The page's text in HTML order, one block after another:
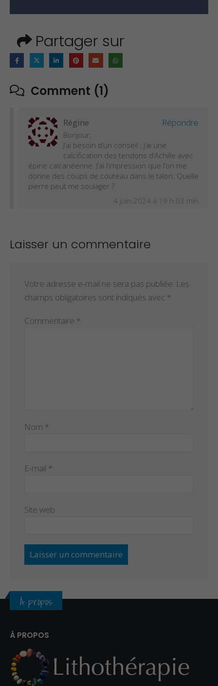
Partager sur
Comment (1)
Régine Répondre
Bonjour,
J’ai besoin d’un conseil : j’ai une
calcification des tendons d’Achille avec
épine calcanéenne. J’ai l’impression que l’on me
donne des coups de couteau dans le talon. Quelle
pierre peut me soulager ?
4 juin 2024 à 19 h 03 min
Laisser un commentaire
Votre adresse e-mail ne sera pas publiée. Les
champs obligatoires sont indiqués avec *
Commentaire *
Nom *
E-mail *
Site web
À propos
À PROPOS